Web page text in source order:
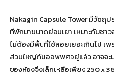
Nakagin Capsule Tower มีวัตถุ
ที่พักมาขนาดย่อมเยา เหมาะกับช
ไม่ต้องมีพื้นที่ใช้สอยเยอะเกินไป เพ
ส่วนใหญ่กับออฟฟิศอยู่แล้ว อาจจะ
ของห้องจึงเล็กเหลือเพียง 250 x